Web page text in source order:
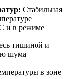
Стабильная
и в режиме
тишиной и
шума
в зоне